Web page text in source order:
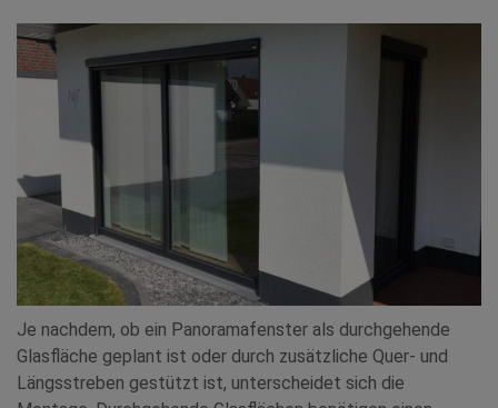
Je nachdem, ob ein Panoramafenster als durchgehende
Glasfläche geplant ist oder durch zusätzliche Quer- und
Längsstreben gestützt ist, unterscheidet sich die